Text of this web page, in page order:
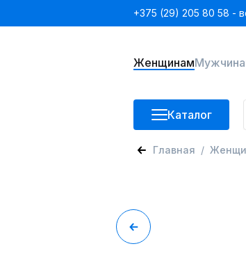
+375 (29) 205 80 58 -
Женщинам
Каталог
Главная